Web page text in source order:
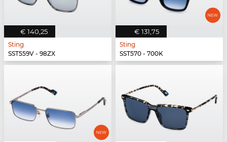
€ 140,25
Sting
SST559V - 98ZX
€ 131,75
Sting
SST570 - 700K